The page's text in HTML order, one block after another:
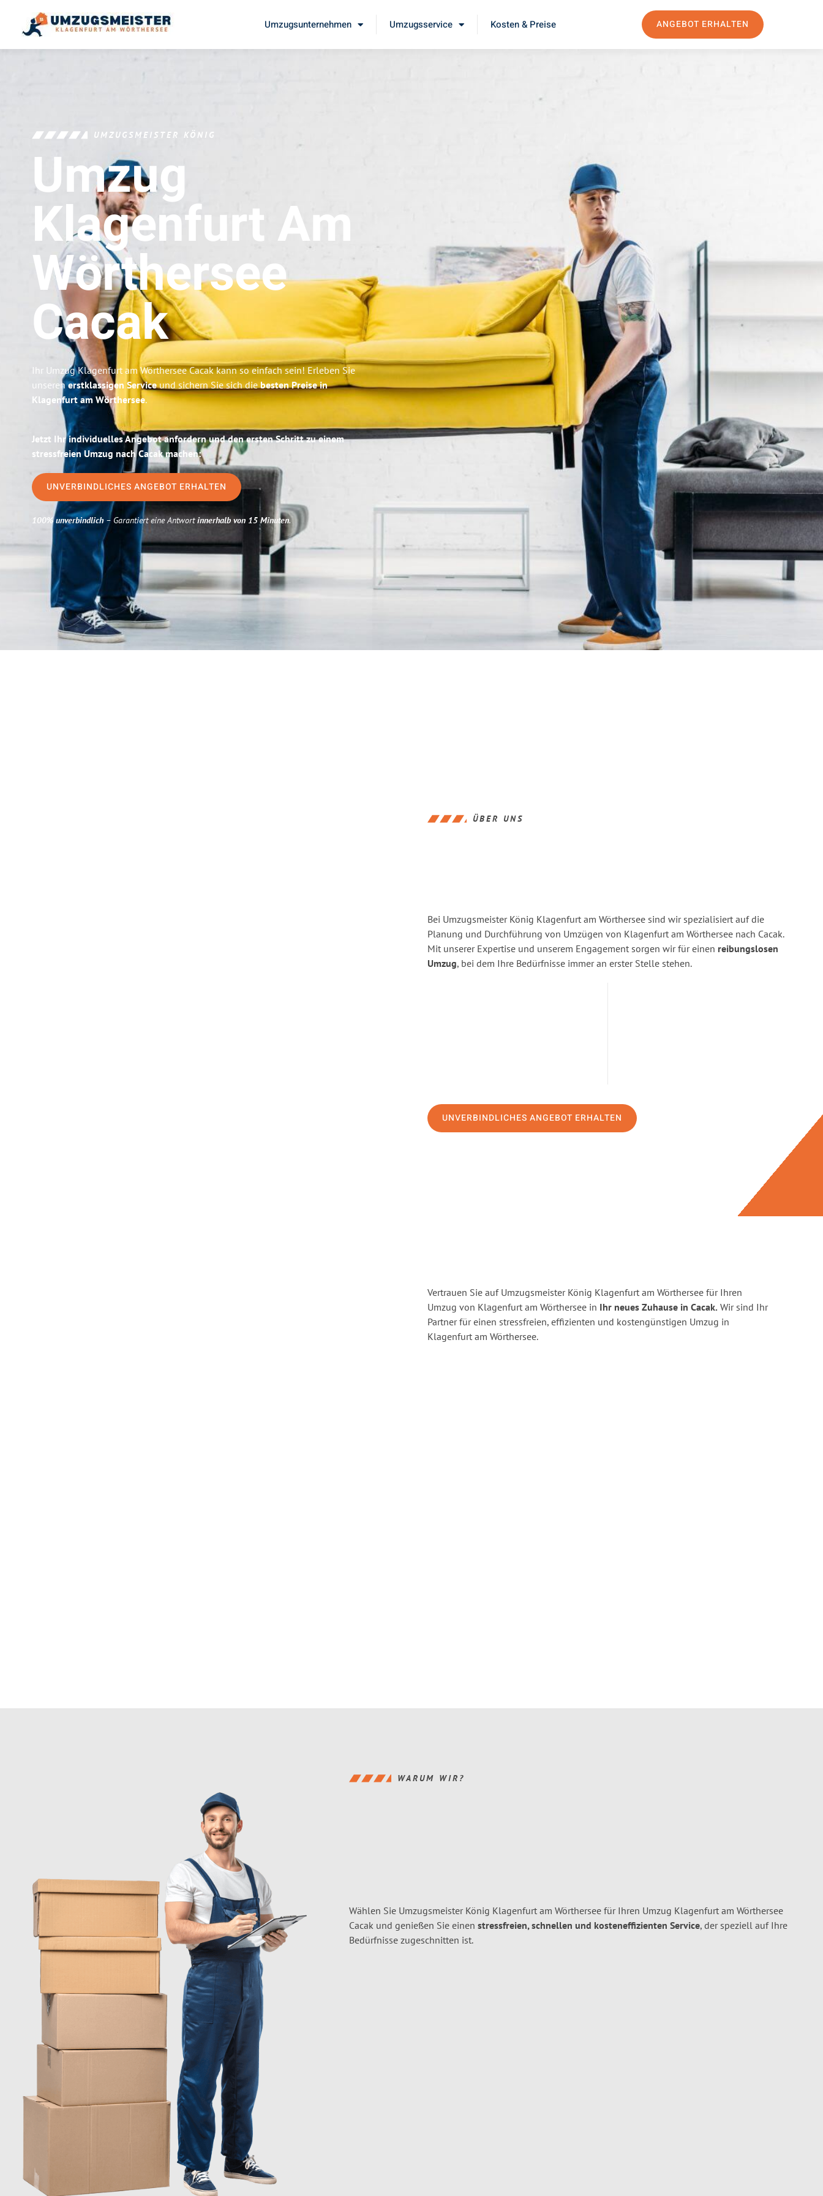
Umzugsunternehmen Umzugsservice Kosten & Preise ANGEBOT ERHALTEN
UMZUGSMEISTER KÖNIG
Umzug
Klagenfurt Am
Wörthersee
Cacak
Ihr Umzug Klagenfurt am Wörthersee Cacak kann so einfach sein! Erleben Sie
unserenerstklassigen Serviceund sichern Sie sich diebesten Preise in
Klagenfurt am Wörthersee.
Jetzt Ihr individuelles Angebot anfordern und den ersten Schritt zu einem
stressfreien Umzug nach Cacak machen:
UNVERBINDLICHES ANGEBOT ERHALTEN
100% unverbindlich– Garantiert eine Antwortinnerhalb von 15 Minuten.
ÜBER UNS
Bei Umzugsmeister König Klagenfurt am Wörthersee sind wir spezialisiert auf die
Planung und Durchführung von Umzügen von Klagenfurt am Wörthersee nach Cacak.
Mit unserer Expertise und unserem Engagement sorgen wir für einen reibungslosen
Umzug, bei dem Ihre Bedürfnisse immer an erster Stelle stehen.
UNVERBINDLICHES ANGEBOT ERHALTEN
Vertrauen Sie auf Umzugsmeister König Klagenfurt am Wörthersee für Ihren
Umzug von Klagenfurt am Wörthersee in Ihr neues Zuhause in Cacak. Wir sind Ihr
Partner für einen stressfreien, effizienten und kostengünstigen Umzug in
Klagenfurt am Wörthersee.
WARUM WIR?
Wählen Sie Umzugsmeister König Klagenfurt am Wörthersee für Ihren Umzug Klagenfurt am Wörthersee
Cacak und genießen Sie einen stressfreien, schnellen und kosteneffizienten Service, der speziell auf Ihre
Bedürfnisse zugeschnitten ist.